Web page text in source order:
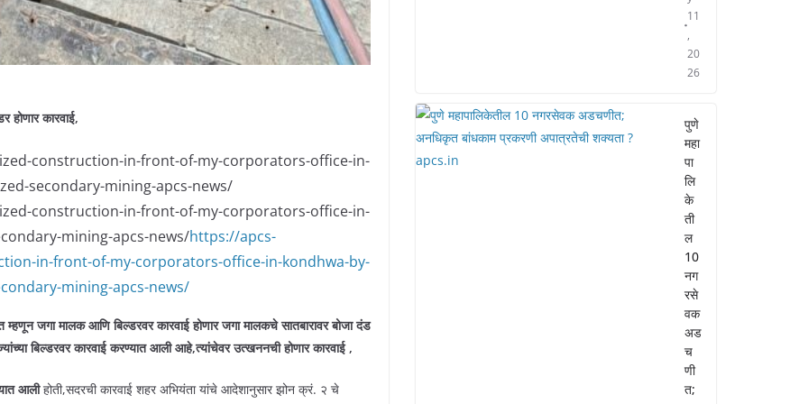
होणार कारवाई,
construction-in-front-of-my-corporators-office-in-
secondary-mining-apcs-news/
construction-in-front-of-my-corporators-office-in-
mining-apcs-news/https://apcs-
in-front-of-my-corporators-office-in-kondhwa-by-
mining-apcs-news/
जगा मालक आणि बिल्डरवर कारवाई होणार जगा मालकचे सातबारावर बोजा दंड
बिल्डरवर कारवाई करण्यात आली आहे,त्यांचेवर उत्खननची होणार कारवाई ,
आलीहोती,सदरची कारवाई शहर अभियंता यांचे आदेशानुसार झोन क्रं. २ चे
11
,
20
26
पुणे
महा
पा
लि
के
ती
ल
10
नग
रसे
वक
अड
च
णी
त;